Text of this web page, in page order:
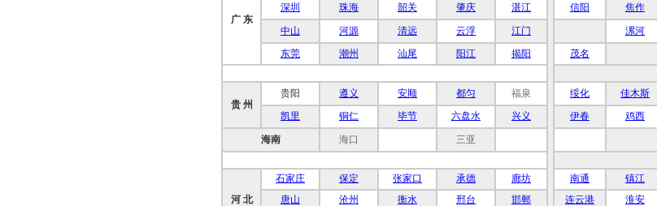
广 东
深圳 珠海 韶关 肇庆 湛江 信阳 焦作
中山 河源 清远 云浮 江门 漯河
东莞
潮州 汕尾 阳江 揭阳 茂名
贵 州
贵阳 遵义 安顺 都匀 福泉 绥化 佳木斯
凯里 铜仁 毕节 六盘水 兴义 伊春 鸡西
海南 海口 三亚
河 北
石家庄 保定 张家口 承德 廊坊 南通 镇江
唐山 沧州 衡水 邢台 邯郸 连云港 淮安